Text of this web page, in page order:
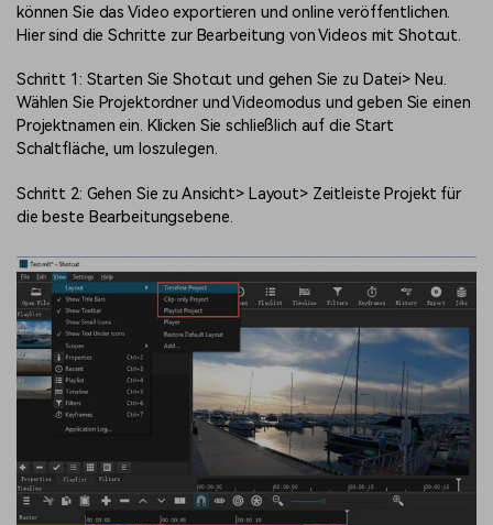
können Sie das Video exportieren und online veröffentlichen.
Hier sind die Schritte zur Bearbeitung von Videos mit Shotcut.
Schritt 1: Starten Sie Shotcut und gehen Sie zu Datei> Neu.
Wählen Sie Projektordner und Videomodus und geben Sie einen
Projektnamen ein. Klicken Sie schließlich auf die Start
Schaltfläche, um loszulegen.
Schritt 2: Gehen Sie zu Ansicht> Layout> Zeitleiste Projekt für
die beste Bearbeitungsebene.